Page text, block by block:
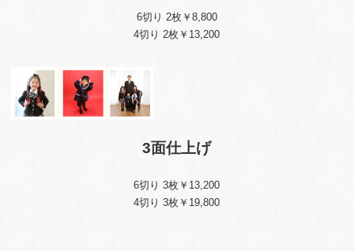
6切り 2枚￥8,800
4切り 2枚￥13,200
3面仕上げ
6切り 3枚￥13,200
4切り 3枚￥19,800